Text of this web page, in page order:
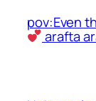
pov:Even
arafta